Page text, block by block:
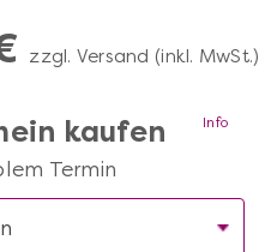
zzgl. Versand (inkl. MwSt.)
kaufen
Termin
Info